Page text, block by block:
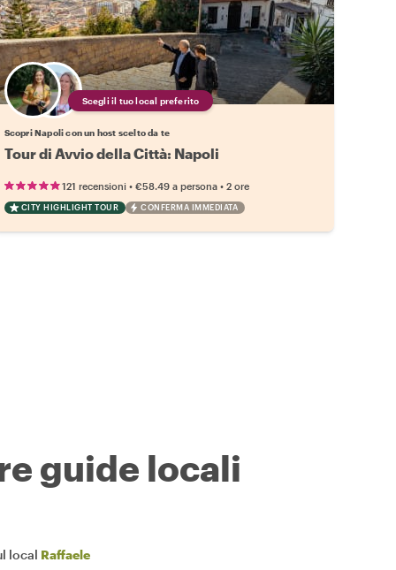
Scegli il tuo local preferito
Scopri Napoli con un host scelto da te
Tour di Avvio della Città: Napoli
121 recensioni• €58.49 a persona• 2 ore
CITY HIGHLIGHT TOUR CONFERMA IMMEDIATA
guide locali
local Raffaele